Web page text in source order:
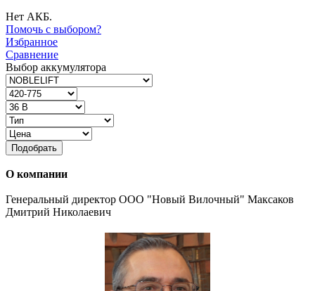
Нет АКБ.
Помочь с выбором?
Избранное
Сравнение
Выбор аккумулятора
Подобрать
О компании
Генеральный директор ООО "Новый Вилочный" Максаков
Дмитрий Николаевич